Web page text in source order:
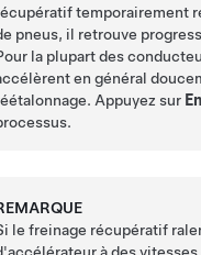
temporairement
pneus, il retrouve
la plupart des
en général
Appuyez sur
le freinage récupératif